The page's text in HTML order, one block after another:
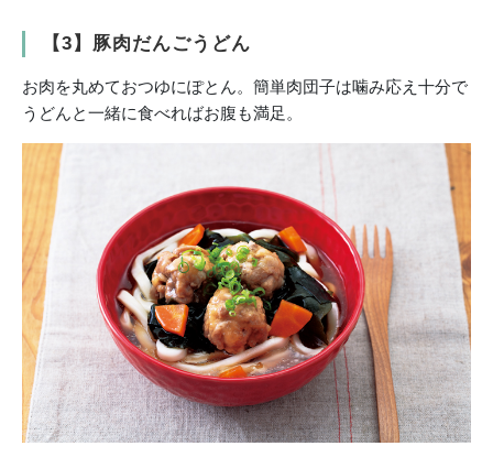
【3】豚肉だんごうどん
お肉を丸めておつゆにぽとん。簡単肉団子は噛み応え十分で
うどんと一緒に食べればお腹も満足。